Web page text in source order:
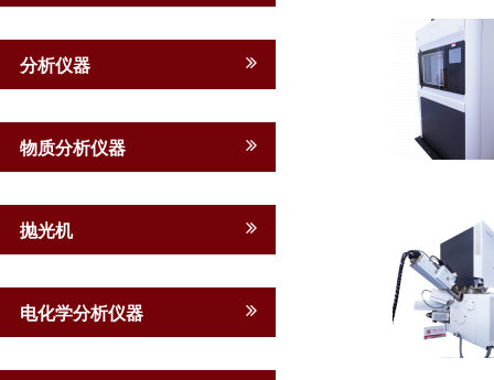
分析仪器
物质分析仪器
抛光机
电化学分析仪器